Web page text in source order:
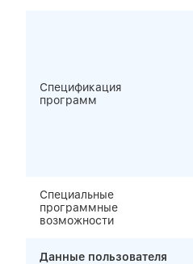
Спецификация
программ
Специальные
программные
возможности
Данные пользователя